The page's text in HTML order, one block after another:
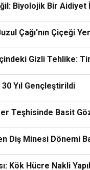
Biyolojik Bir Aidiyet
Çağı'nın Çiçeği
Gizli Tehlike:
Yıl Gençleştirildi
Teşhisinde Basit
Diş Minesi Dönemi
Kök Hücre Nakli